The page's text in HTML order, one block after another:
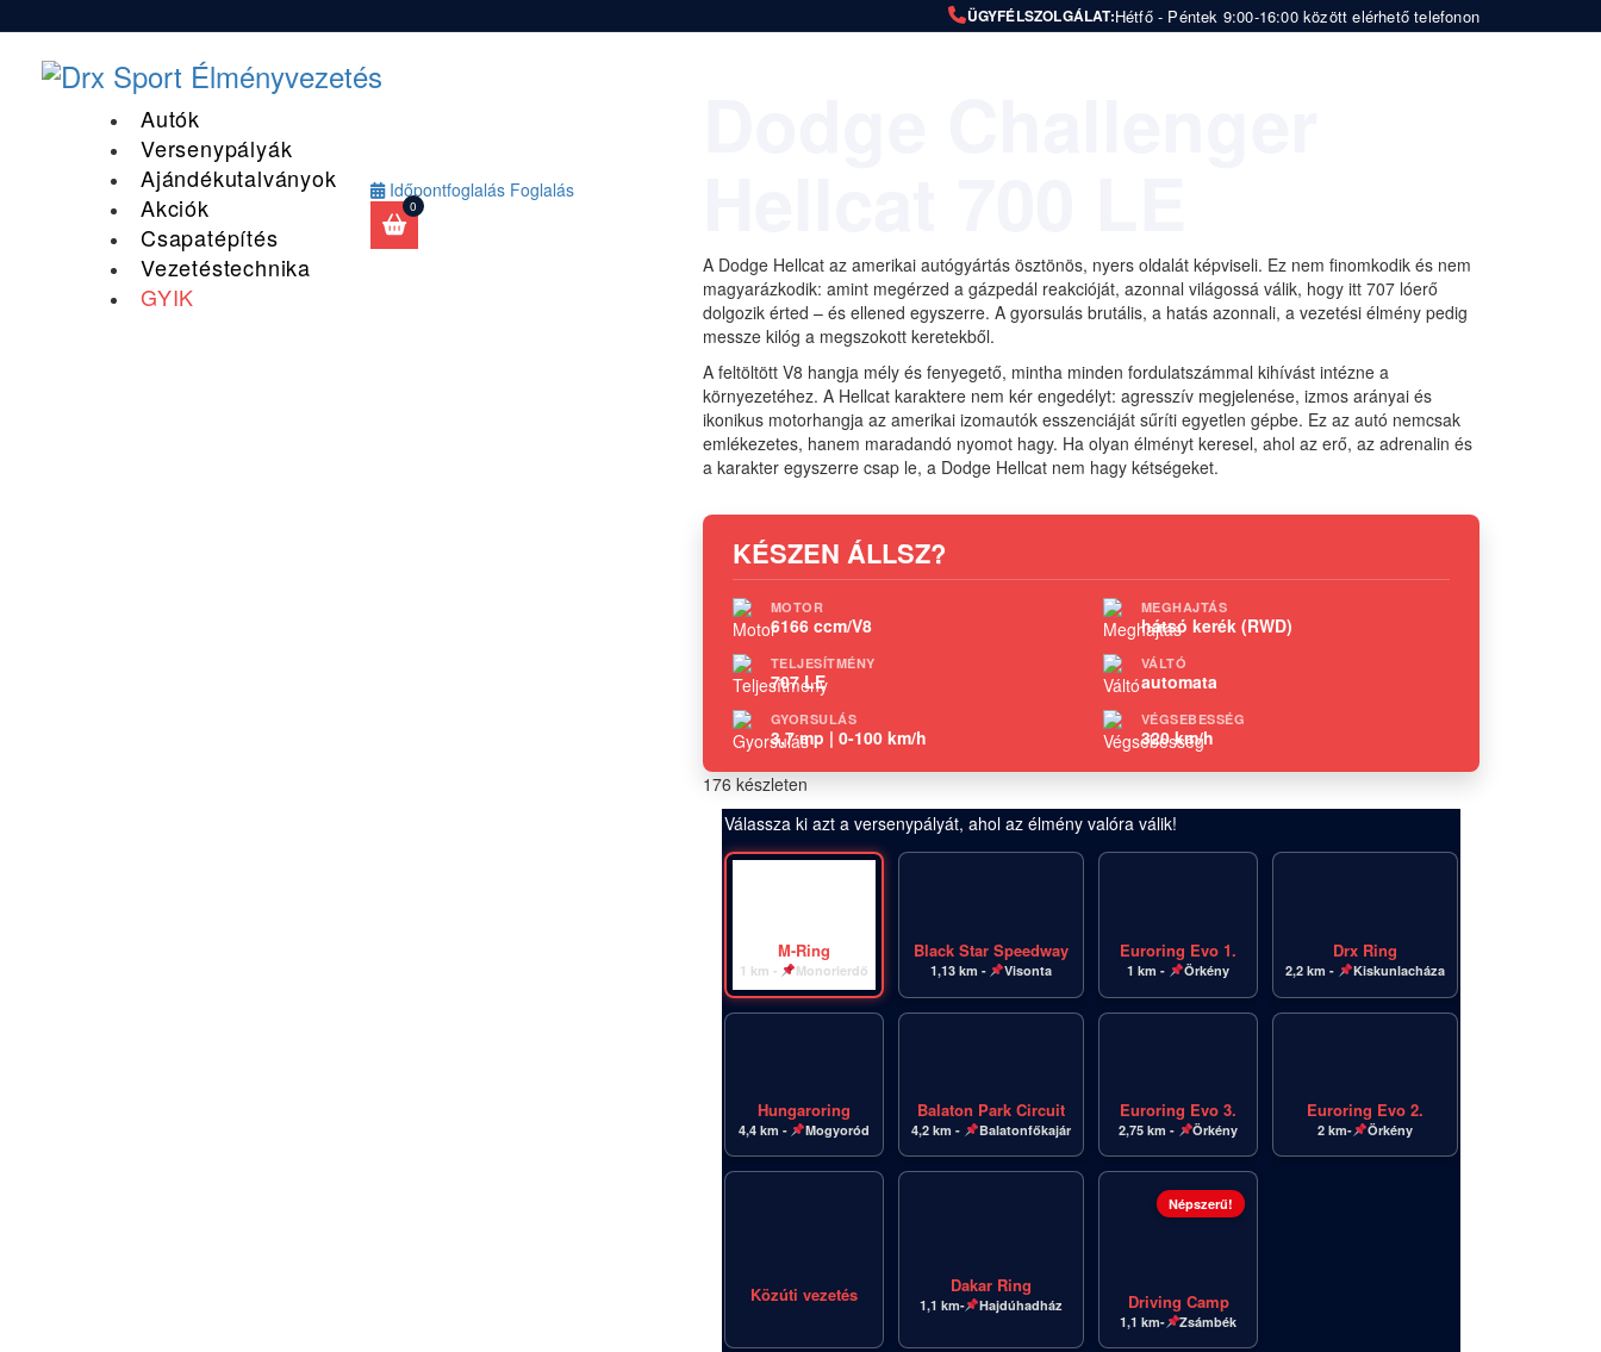
ÜGYFÉLSZOLGÁLAT:Hétfő - Péntek 9:00-16:00 között elérhető telefonon
Autók
Versenypályák
Ajándékutalványok
Akciók
Csapatépítés
Vezetéstechnika
GYIK
Időpontfoglalás Foglalás
0
A Dodge Hellcat az amerikai autógyártás ösztönös, nyers oldalát képviseli. Ez nem finomkodik és nem
magyarázkodik: amint megérzed a gázpedál reakcióját, azonnal világossá válik, hogy itt 707 lóerő
dolgozik érted – és ellened egyszerre. A gyorsulás brutális, a hatás azonnali, a vezetési élmény pedig
messze kilóg a megszokott keretekből.
A feltöltött V8 hangja mély és fenyegető, mintha minden fordulatszámmal kihívást intézne a
környezetéhez. A Hellcat karaktere nem kér engedélyt: agresszív megjelenése, izmos arányai és
ikonikus motorhangja az amerikai izomautók esszenciáját sűríti egyetlen gépbe. Ez az autó nemcsak
emlékezetes, hanem maradandó nyomot hagy. Ha olyan élményt keresel, ahol az erő, az adrenalin és
a karakter egyszerre csap le, a Dodge Hellcat nem hagy kétségeket.
KÉSZEN ÁLLSZ?
MOTOR
6166 ccm/V8
MEGHAJTÁS
hátsó kerék (RWD)
TELJESÍTMÉNY
707 LE
VÁLTÓ
automata
GYORSULÁS
3,7 mp | 0-100 km/h
VÉGSEBESSÉG
320 km/h
176 készleten
Válassza ki azt a versenypályát, ahol az élmény valóra válik!
M-Ring
1 km - Monorierdő
Black Star Speedway
1,13 km - Visonta
Euroring Evo 1.
1 km - Örkény
Drx Ring
2,2 km - Kiskunlacháza
Hungaroring
4,4 km - Mogyoród
Balaton Park Circuit
4,2 km - Balatonfőkajár
Euroring Evo 3.
2,75 km - Örkény
Euroring Evo 2.
2 km- Örkény
Közúti vezetés Dakar Ring
1,1 km- Hajdúhadház Driving Camp
1,1 km- Zsámbék
Népszerű!